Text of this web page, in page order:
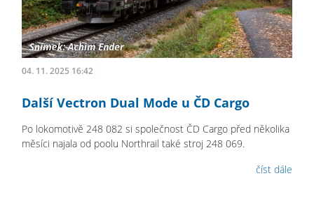
04. 11. 2025 16:42
Další Vectron Dual Mode u ČD Cargo
Po lokomotivě 248 082 si společnost ČD Cargo před několika
měsíci najala od poolu Northrail také stroj 248 069.
číst dále